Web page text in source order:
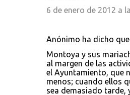
6 de enero de 2012 a
Anónimo ha dicho
Montoya y sus
al margen de las
el Ayuntamiento, que
menos; cuando ellos
sea demasiado tarde,